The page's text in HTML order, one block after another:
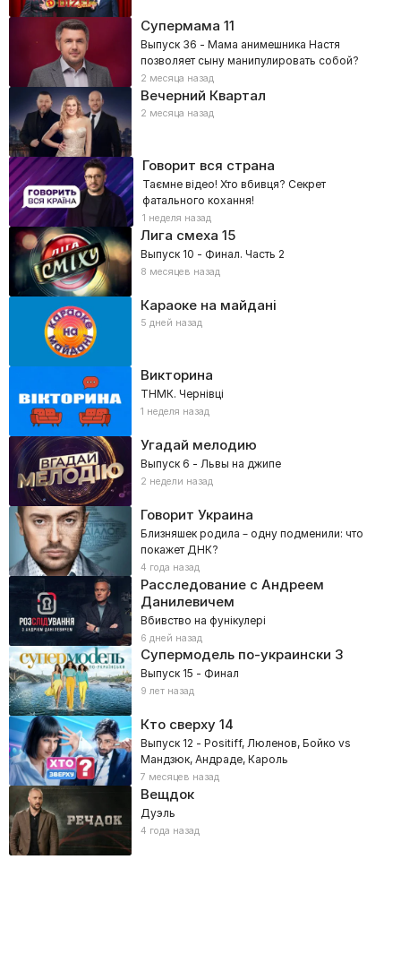
Супермама 11
Выпуск 36 - Мама анимешника Настя
позволяет сыну манипулировать собой?
2 месяца назад
Вечерний Квартал
2 месяца назад
Говорит вся страна
Таємне відео! Хто вбивця? Секрет
фатального кохання!
1 неделя назад
Лига смеха 15
Выпуск 10 - Финал. Часть 2
8 месяцев назад
Караоке на майдані
5 дней назад
Викторина
ТНМК. Чернівці
1 неделя назад
Угадай мелодию
Выпуск 6 - Львы на джипе
2 недели назад
Говорит Украина
Близняшек родила – одну подменили: что
покажет ДНК?
4 года назад
Расследование с Андреем
Данилевичем
Вбивство на фунікулері
6 дней назад
Супермодель по-украински 3
Выпуск 15 - Финал
9 лет назад
Кто сверху14
Выпуск 12 - Positiff, Люленов, Бойко vs
Мандзюк, Андраде, Кароль
7 месяцев назад
Вещдок
Дуэль
4 года назад